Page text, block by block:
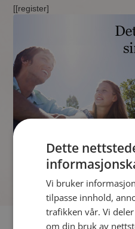
[[register]
Fler single
Dette
Vi bruker
tilpasse innhold,
trafikken vår. Vi
om din bruk av